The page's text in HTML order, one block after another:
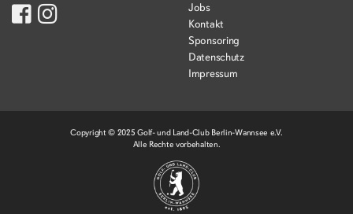
Jobs
Kontakt
Sponsoring
Datenschutz
Impressum
Copyright © 2025 Golf- und Land-Club Berlin-Wannsee e.V.
Alle Rechte vorbehalten.